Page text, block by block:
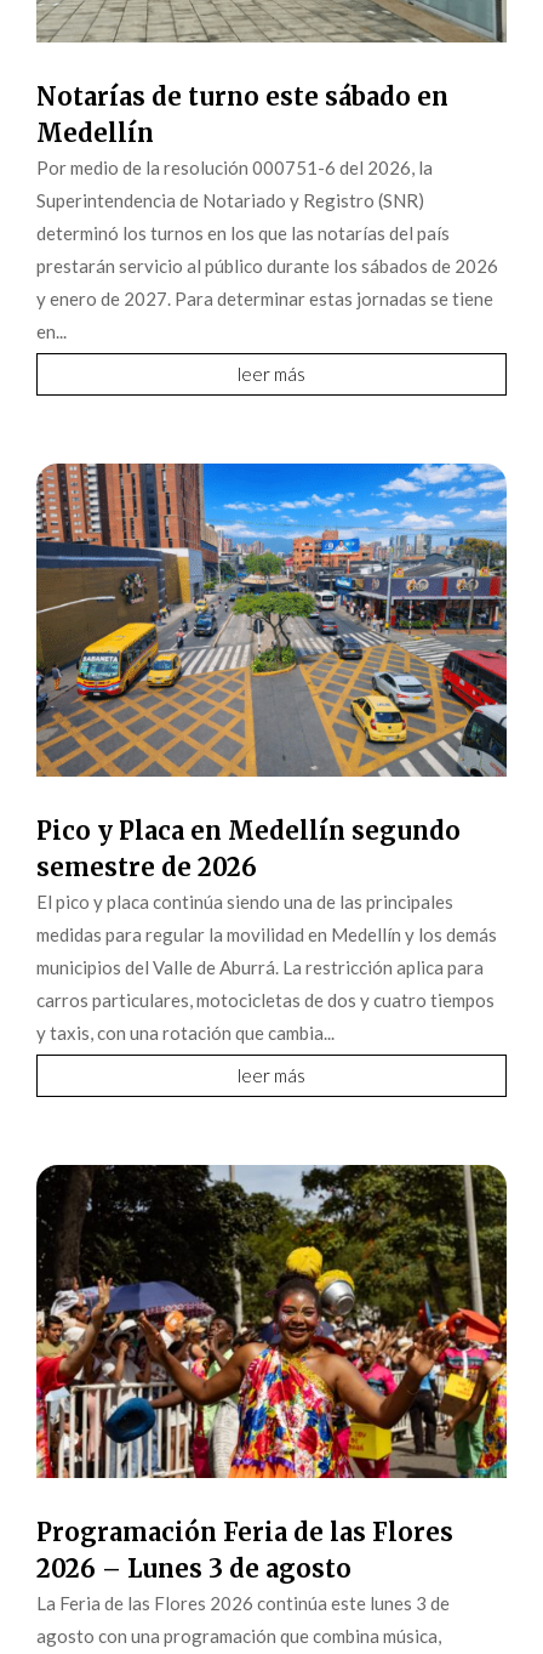
Notarías de turno este sábado en
Medellín
Por medio de la resolución 000751-6 del 2026, la
Superintendencia de Notariado y Registro (SNR)
determinó los turnos en los que las notarías del país
prestarán servicio al público durante los sábados de 2026
y enero de 2027. Para determinar estas jornadas se tiene
en...
leer más
Pico y Placa en Medellín segundo
semestre de 2026
El pico y placa continúa siendo una de las principales
medidas para regular la movilidad en Medellín y los demás
municipios del Valle de Aburrá. La restricción aplica para
carros particulares, motocicletas de dos y cuatro tiempos
y taxis, con una rotación que cambia...
leer más
Programación Feria de las Flores
2026 – Lunes 3 de agosto
La Feria de las Flores 2026 continúa este lunes 3 de
agosto con una programación que combina música,